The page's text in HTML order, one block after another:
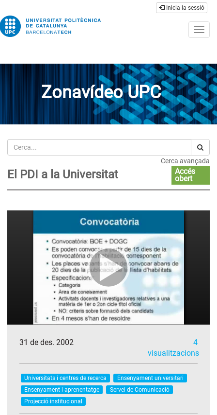
Inicia la sessió
Zonavídeo UPC
Cerca
Cerca avançada
El PDI a la Universitat
Accés
obert
31 de des. 2002
4
visualitzacions
Universitats i centres de recerca
Ensenyament universitari
Ensenyament i aprenentatge
Servei de Comunicació
Projecció institucional